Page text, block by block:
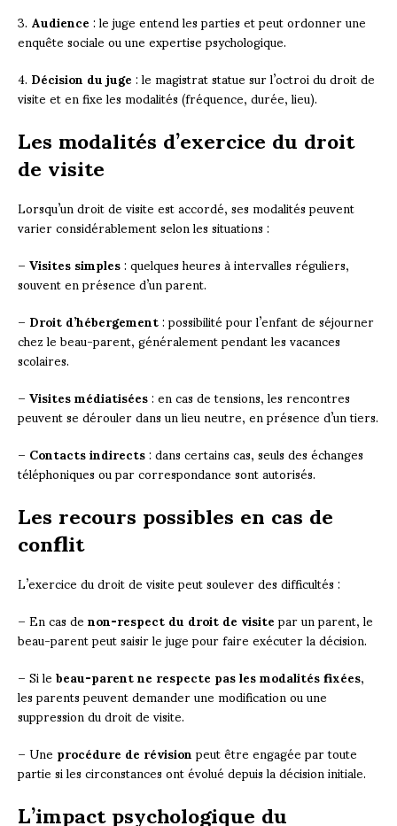
3.Audience: le juge entend les parties et peut ordonner une
enquête sociale ou une expertise psychologique.
4.Décision du juge: le magistrat statue sur l’octroi du droit de
visite et en fixe les modalités (fréquence, durée, lieu).
Les modalités d’exercice du droit
de visite
Lorsqu’un droit de visite est accordé, ses modalités peuvent
varier considérablement selon les situations :
–Visites simples: quelques heures à intervalles réguliers,
souvent en présence d’un parent.
–Droit d’hébergement: possibilité pour l’enfant de séjourner
chez le beau-parent, généralement pendant les vacances
scolaires.
–Visites médiatisées: en cas de tensions, les rencontres
peuvent se dérouler dans un lieu neutre, en présence d’un tiers.
–Contacts indirects: dans certains cas, seuls des échanges
téléphoniques ou par correspondance sont autorisés.
Les recours possibles en cas de
conflit
L’exercice du droit de visite peut soulever des difficultés :
– En cas denon-respect du droit de visitepar un parent, le
beau-parent peut saisir le juge pour faire exécuter la décision.
– Si lebeau-parent ne respecte pas les modalités fixées,
les parents peuvent demander une modification ou une
suppression du droit de visite.
– Uneprocédure de révisionpeut être engagée par toute
partie si les circonstances ont évolué depuis la décision initiale.
L’impact psychologique du